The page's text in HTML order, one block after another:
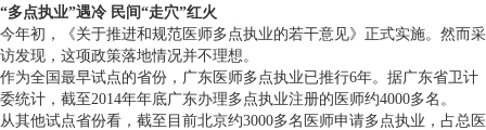
“多点执业”遇冷 民间“走穴”红火
今年初，《关于推进和规范医师多点执业的若干意见》正式实施。然而采
访发现，这项政策落地情况并不理想。
作为全国最早试点的省份，广东医师多点执业已推行6年。据广东省卫计
委统计，截至2014年年底广东办理多点执业注册的医师约4000多名。
从其他试点省份看，截至目前北京约3000多名医师申请多点执业，占总医